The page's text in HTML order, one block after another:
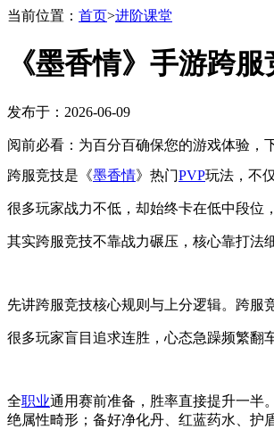
当前位置： 首页>进阶课堂
《墨香情》手游跨
发布于：2026-06-09
阅前必看：为百分百确保您的游戏体验，
跨服竞技是《墨香情》热门PVP玩法，不
很多玩家战力不低，却始终卡在低中段位
其实跨服竞技不靠战力碾压，核心靠打法
先讲跨服竞技核心规则与上分逻辑。跨服
很多玩家盲目追求连胜，心态急躁频繁翻
全职业通用赛前准备，胜率直接提升一半
绝属性畸形；备好净化丹、红蓝药水、护